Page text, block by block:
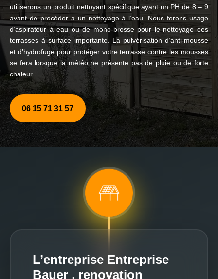
utiliserons un produit nettoyant spécifique ayant un PH de 8 – 9
avant de procéder à un nettoyage à l’eau. Nous ferons usage
d’aspirateur à eau ou de mono-brosse pour le nettoyage des
terrasses à surface importante. La pulvérisation d’anti-mousse
et d’hydrofuge pour protéger votre terrasse contre les mousses
se fera lorsque la météo ne présente pas de pluie ou de forte
chaleur.
06 15 71 31 57
L’entreprise Entreprise
Bauer , renovation